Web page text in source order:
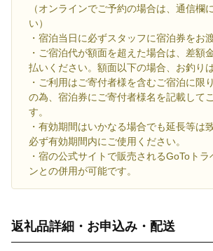
（オンラインでご予約の場合は、通信欄
い）
・宿泊当日に必ずスタッフに宿泊券をお
・ご宿泊代が額面を超えた場合は、差額
払いください。額面以下の場合、お釣り
・ご利用はご寄付者様を含むご宿泊に限
の為、宿泊券にご寄付者様名を記載して
す。
・有効期間はいかなる場合でも延長等は
必ず有効期間内にご使用ください。
・宿の公式サイトで販売されるGoToト
ンとの併用が可能です。
返礼品詳細・お申込み・配送